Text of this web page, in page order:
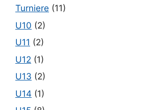
Turniere (11)
U10 (2)
U11 (2)
U12 (1)
U13 (2)
U14 (1)